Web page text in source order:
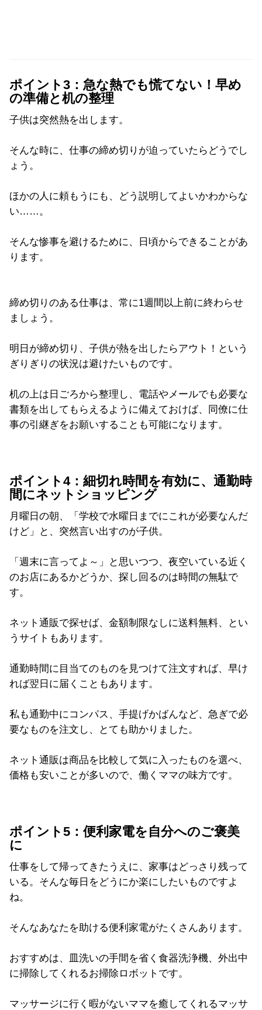
ポイント3：急な熱でも慌てない！早め
の準備と机の整理
子供は突然熱を出します。
そんな時に、仕事の締め切りが迫っていたらどうでし
ょう。
ほかの人に頼もうにも、どう説明してよいかわからな
い……。
そんな惨事を避けるために、日頃からできることがあ
ります。
締め切りのある仕事は、常に1週間以上前に終わらせ
ましょう。
明日が締め切り、子供が熱を出したらアウト！という
ぎりぎりの状況は避けたいものです。
机の上は日ごろから整理し、電話やメールでも必要な
書類を出してもらえるように備えておけば、同僚に仕
事の引継ぎをお願いすることも可能になります。
ポイント4：細切れ時間を有効に、通勤時
間にネットショッピング
月曜日の朝、「学校で水曜日までにこれが必要なんだ
けど」と、突然言い出すのが子供。
「週末に言ってよ～」と思いつつ、夜空いている近く
のお店にあるかどうか、探し回るのは時間の無駄で
す。
ネット通販で探せば、金額制限なしに送料無料、とい
うサイトもあります。
通勤時間に目当てのものを見つけて注文すれば、早け
れば翌日に届くこともあります。
私も通勤中にコンパス、手提げかばんなど、急ぎで必
要なものを注文し、とても助かりました。
ネット通販は商品を比較して気に入ったものを選べ、
価格も安いことが多いので、働くママの味方です。
ポイント5：便利家電を自分へのご褒美
に
仕事をして帰ってきたうえに、家事はどっさり残って
いる。そんな毎日をどうにか楽にしたいものですよ
ね。
そんなあなたを助ける便利家電がたくさんあります。
おすすめは、皿洗いの手間を省く食器洗浄機、外出中
に掃除してくれるお掃除ロボットです。
マッサージに行く暇がないママを癒してくれるマッサ